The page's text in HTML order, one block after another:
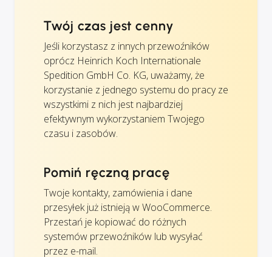
Twój czas jest cenny
Jeśli korzystasz z innych przewoźników
oprócz Heinrich Koch Internationale
Spedition GmbH Co. KG, uważamy, że
korzystanie z jednego systemu do pracy ze
wszystkimi z nich jest najbardziej
efektywnym wykorzystaniem Twojego
czasu i zasobów.
Pomiń ręczną pracę
Twoje kontakty, zamówienia i dane
przesyłek już istnieją w WooCommerce.
Przestań je kopiować do różnych
systemów przewoźników lub wysyłać
przez e-mail.